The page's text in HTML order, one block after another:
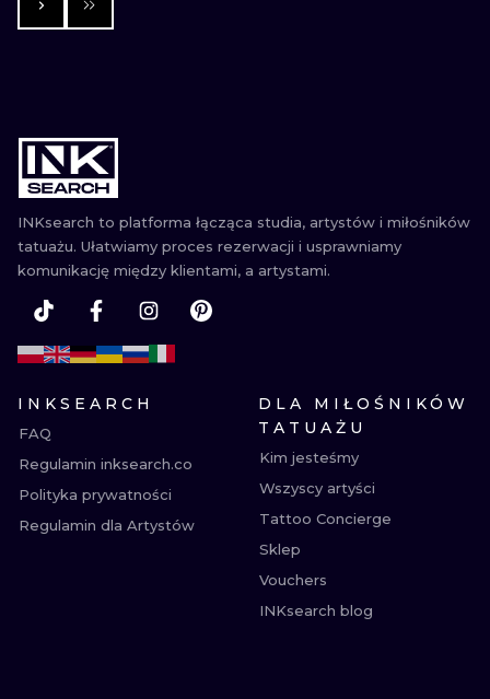
INKsearch to platforma łącząca studia, artystów i miłośników
tatuażu. Ułatwiamy proces rezerwacji i usprawniamy
komunikację między klientami, a artystami.
INKSEARCH
FAQ
Regulamin inksearch.co
Polityka prywatności
Regulamin dla Artystów
DLA MIŁOŚNIKÓW
TATUAŻU
Kim jesteśmy
Wszyscy artyści
Tattoo Concierge
Sklep
Vouchers
INKsearch blog